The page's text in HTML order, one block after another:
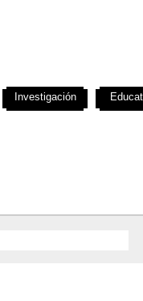
Investigación